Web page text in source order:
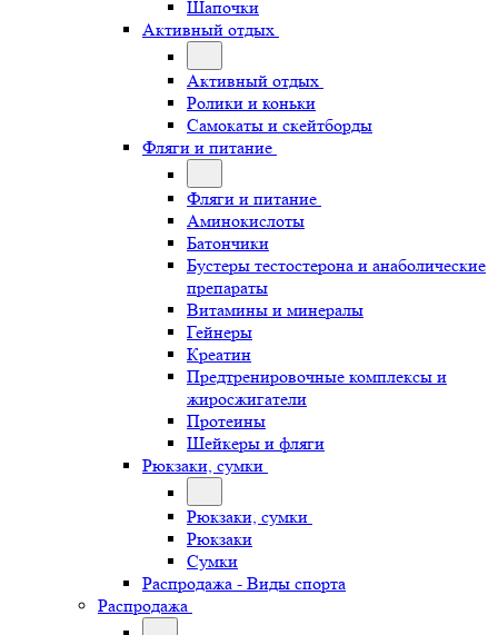
Шапочки
Активный отдых
Активный отдых
Ролики и коньки
Самокаты и скейтборды
Фляги и питание
Фляги и питание
Аминокислоты
Батончики
Бустеры тестостерона и анаболические
препараты
Витамины и минералы
Гейнеры
Креатин
Предтренировочные комплексы и
жиросжигатели
Протеины
Шейкеры и фляги
Рюкзаки, сумки
Рюкзаки, сумки
Рюкзаки
Сумки
Распродажа - Виды спорта
Распродажа